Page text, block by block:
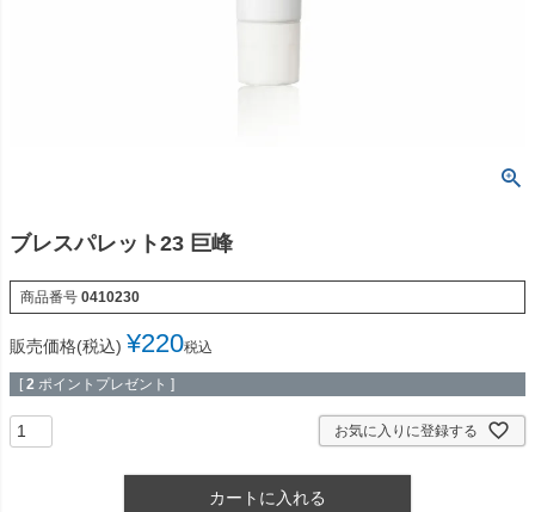
ブレスパレット23 巨峰
商品番号 0410230
販売価格(税込) ¥220税込
[ 2 ポイントプレゼント ]
お気に入りに登録する
カートに入れる